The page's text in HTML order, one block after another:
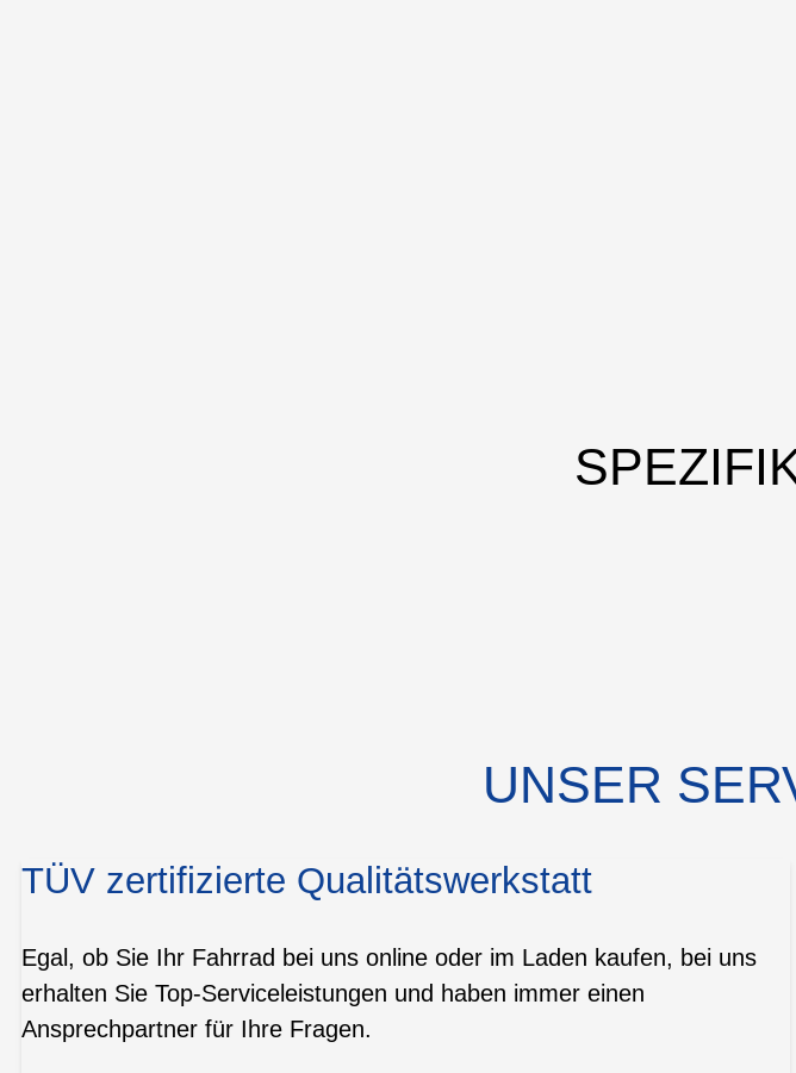
UNSER
TÜV zertifizierte Qualitätswerkstatt
Egal, ob Sie Ihr Fahrrad bei uns online oder im Laden kaufen, bei uns
erhalten Sie Top-Serviceleistungen und haben immer einen
Ansprechpartner für Ihre Fragen.